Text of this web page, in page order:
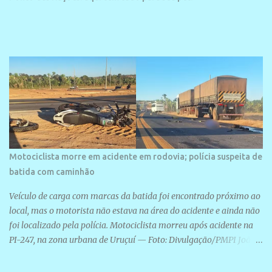
Motociclista morre em acidente em rodovia; polícia suspeita de
batida com caminhão
Veículo de carga com marcas da batida foi encontrado próximo ao
local, mas o motorista não estava na área do acidente e ainda não
foi localizado pela polícia. Motociclista morreu após acidente na
PI-247, na zona urbana de Uruçuí — Foto: Divulgação/PMPI João